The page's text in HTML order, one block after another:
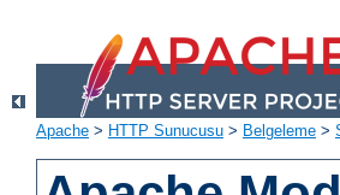
Apache > HTTP Sunucusu > Belgeleme >